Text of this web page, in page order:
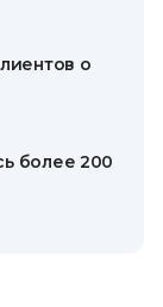
о
более 200